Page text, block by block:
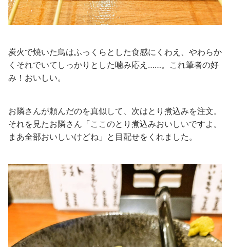
炭火で焼いた鳥はふっくらとした食感にくわえ、やわらか
くそれでいてしっかりとした噛み応え……。これ筆者の好
み！おいしい。
お隣さんが頼んだのを真似して、次はとり煮込みを注文。
それを見たお隣さん「ここのとり煮込みおいしいですよ。
まあ全部おいしいけどね」と目配せをくれました。